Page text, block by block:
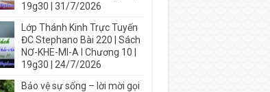
19g30 | 31/7/2026
Lớp Thánh Kinh Trực Tuyến
ĐC Stephano Bài 220 | Sách
NƠ-KHE-MI-A I Chương 10 |
19g30 | 24/7/2026
Bảo vệ sự sống – lời mời gọi